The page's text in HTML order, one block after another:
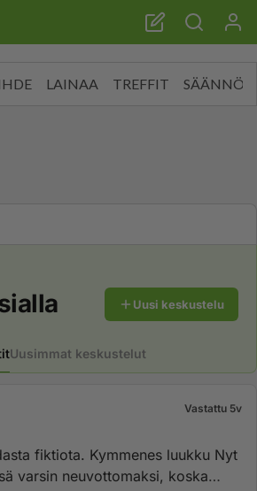
LAINAA TREFFIT SÄÄNNÖT
Uusi keskustelu
Uusimmat keskustelut
Vastattu 5v
luukku Nyt
varsin neuvottomaksi, koska